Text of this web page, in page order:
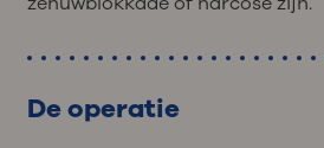
De operatie